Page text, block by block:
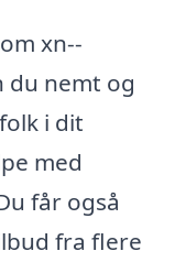
xn--
du nemt og
i dit
med
får også
fra flere